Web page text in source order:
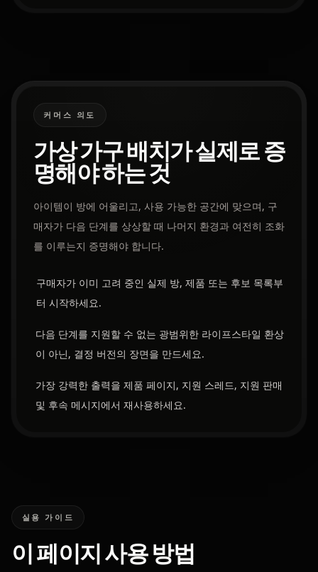
커머스 의도
가상 가구 배치가 실제로 증
명해야 하는 것
아이템이 방에 어울리고, 사용 가능한 공간에 맞으며, 구
매자가 다음 단계를 상상할 때 나머지 환경과 여전히 조화
를 이루는지 증명해야 합니다.
구매자가 이미 고려 중인 실제 방, 제품 또는 후보 목록부
터 시작하세요.
다음 단계를 지원할 수 없는 광범위한 라이프스타일 환상
이 아닌, 결정 버전의 장면을 만드세요.
가장 강력한 출력을 제품 페이지, 지원 스레드, 지원 판매
및 후속 메시지에서 재사용하세요.
실용 가이드
이 페이지 사용 방법